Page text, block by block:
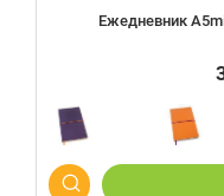
Ежедневник